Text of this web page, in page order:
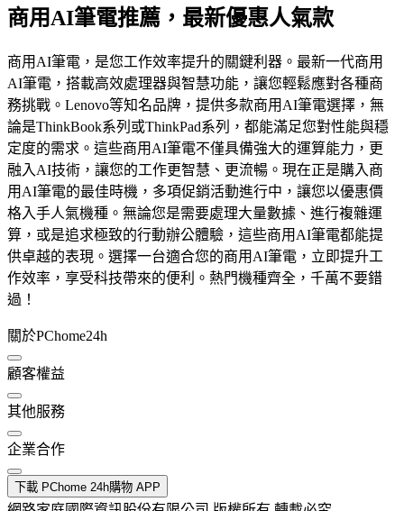
商用AI筆電推薦，最新優惠人氣款
商用AI筆電，是您工作效率提升的關鍵利器。最新一代商用
AI筆電，搭載高效處理器與智慧功能，讓您輕鬆應對各種商
務挑戰。Lenovo等知名品牌，提供多款商用AI筆電選擇，無
論是ThinkBook系列或ThinkPad系列，都能滿足您對性能與穩
定度的需求。這些商用AI筆電不僅具備強大的運算能力，更
融入AI技術，讓您的工作更智慧、更流暢。現在正是購入商
用AI筆電的最佳時機，多項促銷活動進行中，讓您以優惠價
格入手人氣機種。無論您是需要處理大量數據、進行複雜運
算，或是追求極致的行動辦公體驗，這些商用AI筆電都能提
供卓越的表現。選擇一台適合您的商用AI筆電，立即提升工
作效率，享受科技帶來的便利。熱門機種齊全，千萬不要錯
過！
關於PChome24h
顧客權益
其他服務
企業合作
下載 PChome 24h購物 APP